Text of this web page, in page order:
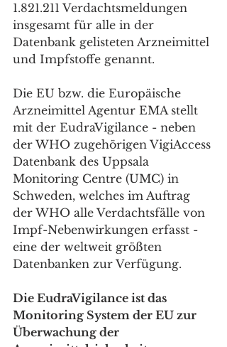
1.821.211 Verdachtsmeldungen
insgesamt für alle in der
Datenbank gelisteten Arzneimittel
und Impfstoffe genannt.
Die EU bzw. die Europäische
Arzneimittel Agentur EMA stellt
mit der EudraVigilance - neben
der WHO zugehörigen VigiAccess
Datenbank des Uppsala
Monitoring Centre (UMC) in
Schweden, welches im Auftrag
der WHO alle Verdachtsfälle von
Impf-Nebenwirkungen erfasst -
eine der weltweit größten
Datenbanken zur Verfügung.
Die EudraVigilance ist das
Monitoring System der EU zur
Überwachung der